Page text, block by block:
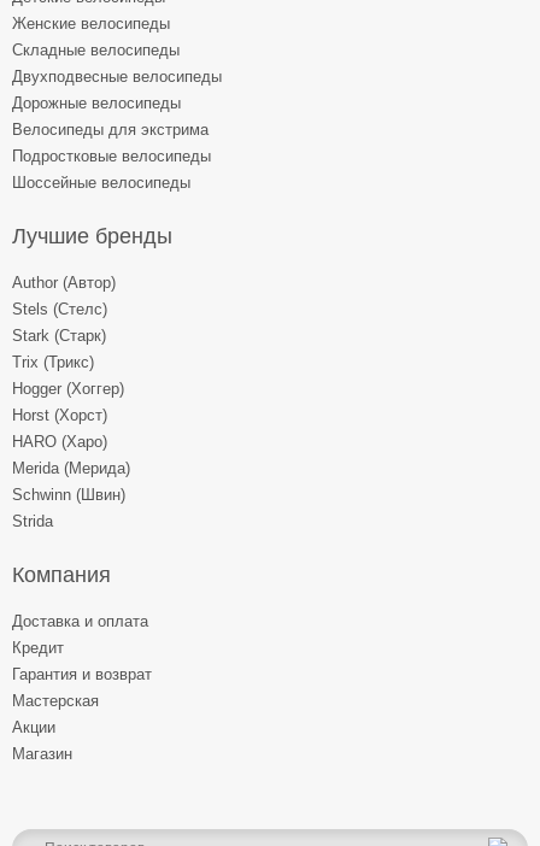
Женские велосипеды
Складные велосипеды
Двухподвесные велосипеды
Дорожные велосипеды
Велосипеды для экстрима
Подростковые велосипеды
Шоссейные велосипеды
Лучшие бренды
Author (Автор)
Stels (Стелс)
Stark (Старк)
Trix (Трикс)
Hogger (Хоггер)
Horst (Хорст)
HARO (Харо)
Merida (Мерида)
Schwinn (Швин)
Strida
Компания
Доставка и оплата
Кредит
Гарантия и возврат
Мастерская
Акции
Магазин